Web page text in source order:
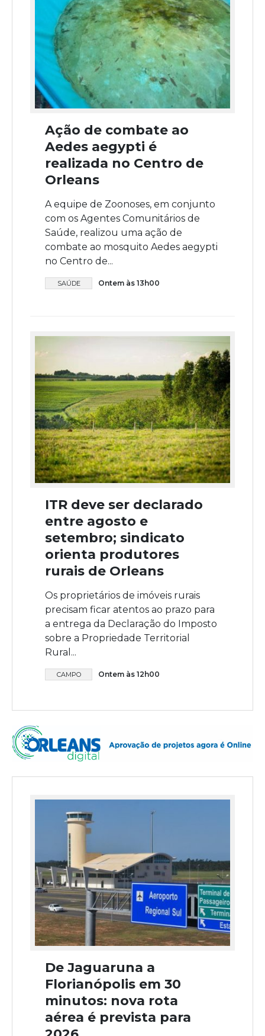
Ação de combate ao
Aedes aegypti é
realizada no Centro de
Orleans
A equipe de Zoonoses, em conjunto
com os Agentes Comunitários de
Saúde, realizou uma ação de
combate ao mosquito Aedes aegypti
no Centro de...
SAÚDE Ontem às 13h00
ITR deve ser declarado
entre agosto e
setembro; sindicato
orienta produtores
rurais de Orleans
Os proprietários de imóveis rurais
precisam ficar atentos ao prazo para
a entrega da Declaração do Imposto
sobre a Propriedade Territorial
Rural...
CAMPO Ontem às 12h00
De Jaguaruna a
Florianópolis em 30
minutos: nova rota
aérea é prevista para